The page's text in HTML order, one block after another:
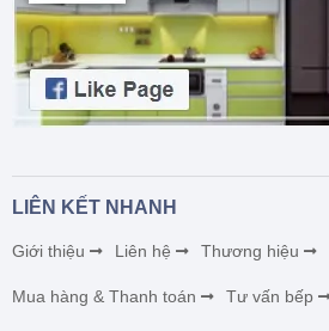
LIÊN KẾT NHANH
Giới thiệu Liên hệ Thương hiệu
Mua hàng & Thanh toán Tư vấn bếp